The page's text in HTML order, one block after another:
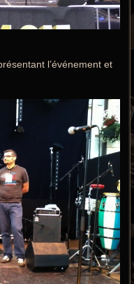
l’événement et